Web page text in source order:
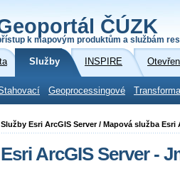
ČÚZK
k mapovým produktům a službám
Služby INSPIRE
Geoprocessingové
Esri ArcGIS Server / Mapová služba Esri
ArcGIS Server -